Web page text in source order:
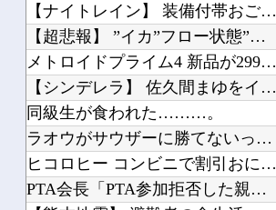
【ナイトレイン】 装備付帯おごりまくっても一切お返しや協力する気がないプレイヤー...
【超悲報】 ”イカ”フロー状態”タコ”は対象外
メトロイドプライム4 新品が2999円に…
【シンデレラ】 佐久間まゆをイメージした超スペシャルなネックレスが登場する件につ...
同級生が食われた………。
ラオウがサウザーに勝てないって信じられないんだが…
ヒコロヒー コンビニで割引おにぎりは〝絶対買わない〟理由
PTA会長「PTA参加拒否した親へ最終警告。こうなってもいい？」